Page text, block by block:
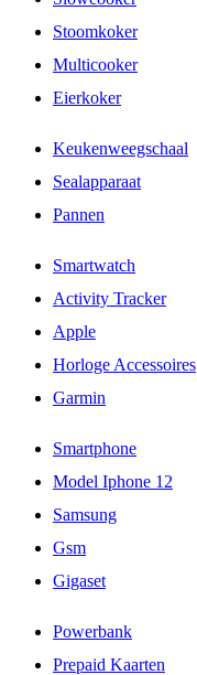
Stoomkoker
Multicooker
Eierkoker
Keukenweegschaal
Sealapparaat
Pannen
Smartwatch
Activity Tracker
Apple
Horloge Accessoires
Garmin
Smartphone
Model Iphone 12
Samsung
Gsm
Gigaset
Powerbank
Prepaid Kaarten